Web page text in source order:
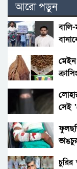
আরো পড়ুন
সেই